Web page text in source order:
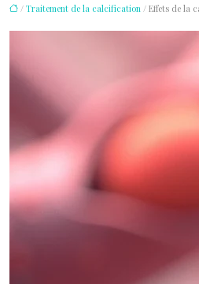
/ Traitement de la calcification / Effets de la